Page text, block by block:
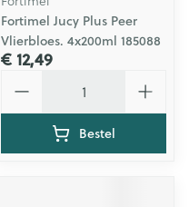
Fortimel Jucy Plus Peer
Vlierbloes. 4x200ml 185088
€ 12,49
Bestel